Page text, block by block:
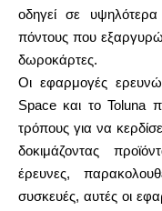
οδηγεί σε
πόντους που
δωροκάρτες.
Οι εφαρμογές
Space και το Toluna
τρόπους για να
δοκιμάζοντας
έρευνες,
συσκευές, αυτές οι